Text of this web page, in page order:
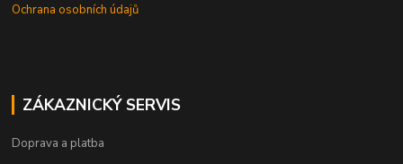
Ochrana osobních údajů
ZÁKAZNICKÝ SERVIS
Doprava a platba